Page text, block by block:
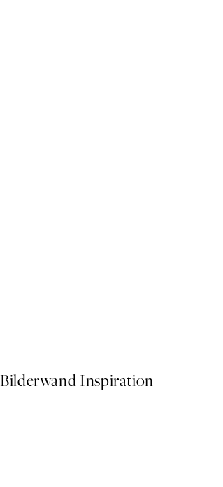
Bilderwand Inspiration